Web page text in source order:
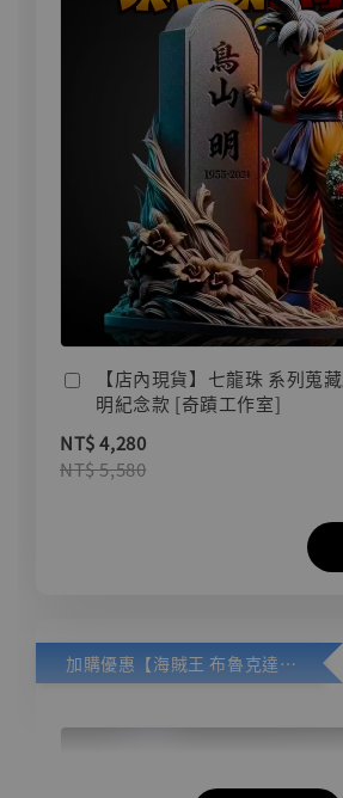
【店內現貨】七龍珠 系列蒐
明紀念款 [奇蹟工作室]
NT$ 4,280
NT$ 5,580
加購優惠【海賊王 布魯克達摩 [7STARS Studio]】